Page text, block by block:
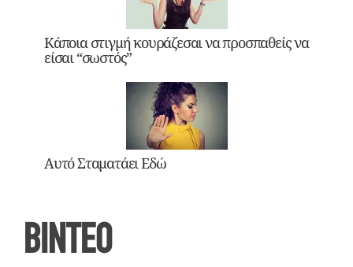
Κάποια στιγμή κουράζεσαι να προσπαθείς να
είσαι “σωστός”
Αυτό Σταματάει Εδώ
ΒΙΝΤΕΟ